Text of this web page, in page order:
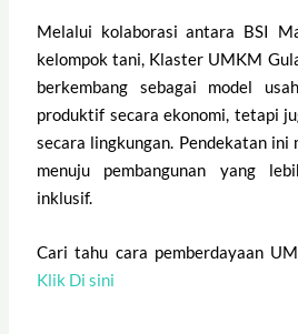
Melalui kolaborasi antara BSI
kelompok tani, Klaster UMKM
berkembang sebagai model
produktif secara ekonomi, tetapi
secara lingkungan. Pendekatan ini
menuju pembangunan yang
inklusif.
Cari tahu cara pemberdayaan
Klik Di sini